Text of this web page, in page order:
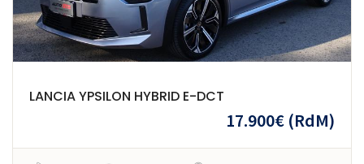
LANCIA YPSILON HYBRID E-DCT
17.900€ (RdM)